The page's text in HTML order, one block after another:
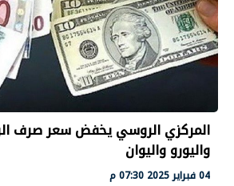
المركزي الروسي يخفض سعر صرف
واليورو واليوان
04 فبراير 2025 07:30 م